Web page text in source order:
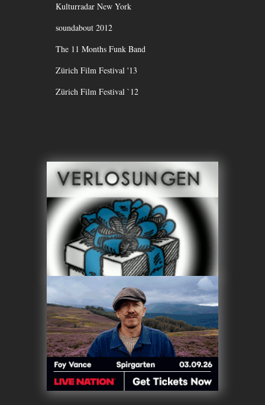
Kulturradar New York
soundabout 2012
The 11 Months Funk Band
Zürich Film Festival '13
Zürich Film Festival `12